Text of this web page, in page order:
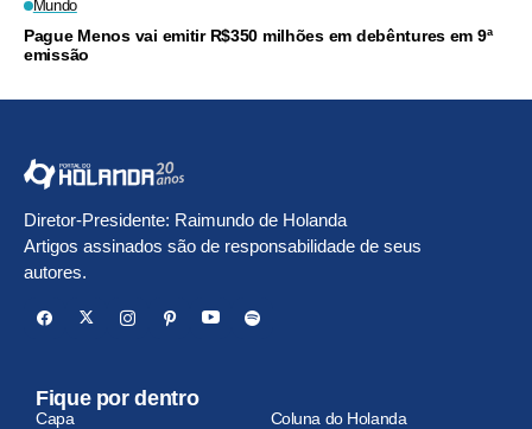
Mundo
Pague Menos vai emitir R$350 milhões em debêntures em 9ª
emissão
Diretor-Presidente: Raimundo de Holanda
Artigos assinados são de responsabilidade de seus
autores.
Fique por dentro
Capa
Coluna do Holanda